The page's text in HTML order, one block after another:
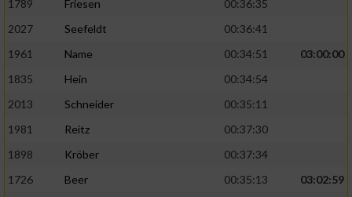
1789 Friesen
00:36:35
2027
Seefeldt
00:36:41
1961
Name 00:34:51
03:00:00
1835
Hein
00:34:54
2013
Schneider
00:35:11
1981
Reitz
00:37:30
1898
Kröber
00:37:34
1726
Beer 00:35:13
03:02:59